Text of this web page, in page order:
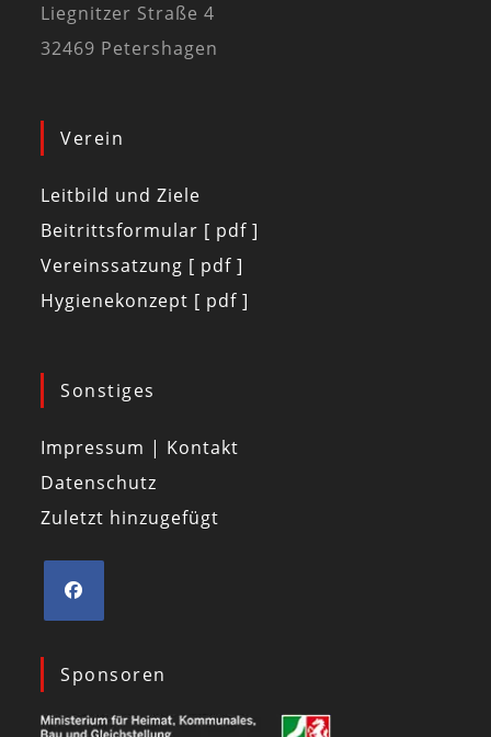
Liegnitzer Straße 4
32469 Petershagen
Verein
Leitbild und Ziele
Beitrittsformular [ pdf ]
Vereinssatzung [ pdf ]
Hygienekonzept [ pdf ]
Sonstiges
Impressum | Kontakt
Datenschutz
Zuletzt hinzugefügt
Sponsoren